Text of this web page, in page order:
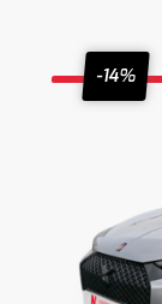
-14%